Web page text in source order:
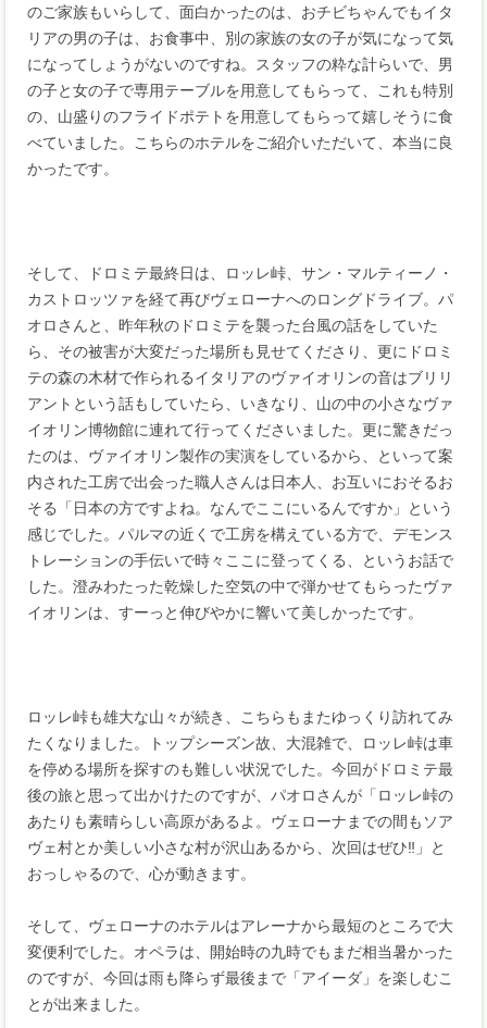
のご家族もいらして、面白かったのは、おチビちゃんでもイタ
リアの男の子は、お食事中、別の家族の女の子が気になって気
になってしょうがないのですね。スタッフの粋な計らいで、男
の子と女の子で専用テーブルを用意してもらって、これも特別
の、山盛りのフライドポテトを用意してもらって嬉しそうに食
べていました。こちらのホテルをご紹介いただいて、本当に良
かったです。
そして、ドロミテ最終日は、ロッレ峠、サン・マルティーノ・
カストロッツァを経て再びヴェローナへのロングドライブ。パ
オロさんと、昨年秋のドロミテを襲った台風の話をしていた
ら、その被害が大変だった場所も見せてくださり、更にドロミ
テの森の木材で作られるイタリアのヴァイオリンの音はブリリ
アントという話もしていたら、いきなり、山の中の小さなヴァ
イオリン博物館に連れて行ってくださいました。更に驚きだっ
たのは、ヴァイオリン製作の実演をしているから、といって案
内された工房で出会った職人さんは日本人、お互いにおそるお
そる「日本の方ですよね。なんでここにいるんですか」という
感じでした。パルマの近くで工房を構えている方で、デモンス
トレーションの手伝いで時々ここに登ってくる、というお話で
した。澄みわたった乾燥した空気の中で弾かせてもらったヴァ
イオリンは、すーっと伸びやかに響いて美しかったです。
ロッレ峠も雄大な山々が続き、こちらもまたゆっくり訪れてみ
たくなりました。トップシーズン故、大混雑で、ロッレ峠は車
を停める場所を探すのも難しい状況でした。今回がドロミテ最
後の旅と思って出かけたのですが、パオロさんが「ロッレ峠の
あたりも素晴らしい高原があるよ。ヴェローナまでの間もソア
ヴェ村とか美しい小さな村が沢山あるから、次回はぜひ‼」と
おっしゃるので、心が動きます。
そして、ヴェローナのホテルはアレーナから最短のところで大
変便利でした。オペラは、開始時の九時でもまだ相当暑かった
のですが、今回は雨も降らず最後まで「アイーダ」を楽しむこ
とが出来ました。